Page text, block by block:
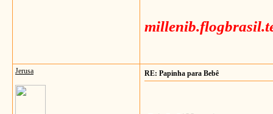
Jerusa RE: Papinha para Bebê